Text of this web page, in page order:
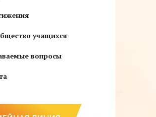
учащихся
вопросы